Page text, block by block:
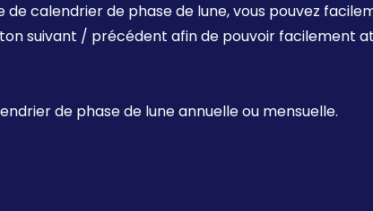
calendrier de phase de lune, vous pouvez
suivant / précédent afin de pouvoir facilement
de phase de lune annuelle ou mensuelle.